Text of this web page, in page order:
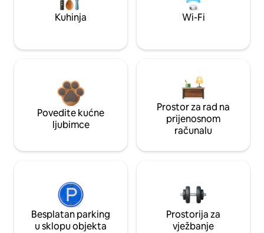
Kuhinja Wi-Fi
Povedite kućne
ljubimce
Prostor za rad na
prijenosnom
računalu
Besplatan parking
u sklopu objekta
Prostorija za
vježbanje